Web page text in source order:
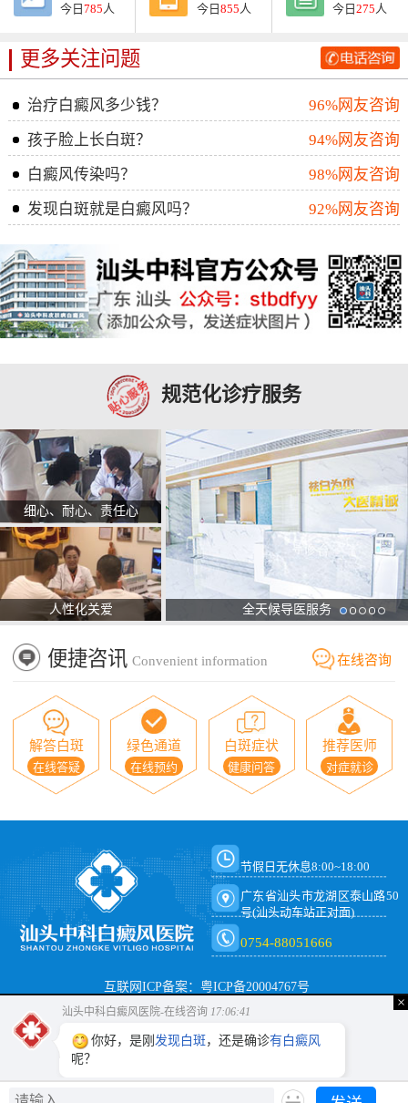
今日785 人 今日855 人 今日275 人
更多关注问题
治疗白癜风多少钱？
96%网友咨询
孩子脸上长白斑？
94%网友咨询
白癜风传染吗？
98%网友咨询
发现白斑就是白癜风吗？
92%网友咨询
规范化诊疗服务
细心、耐心、责任心
人性化关爱 全天候导医服务
便捷咨讯 Convenient information 在线咨询
解答白斑
在线答疑
绿色通道
在线预约
白斑症状
健康问答
推荐医师
对症就诊
节假日无休息8:00~18:00
广东省汕头市龙湖区泰山路50
号(汕头动车站正对面)
0754-88051666
互联网ICP备案：粤ICP备20004767号
×
汕头中科白癜风医院-在线咨询 17:06:41
你好，是刚 发现白斑 ，还是确诊有白癜风
呢？